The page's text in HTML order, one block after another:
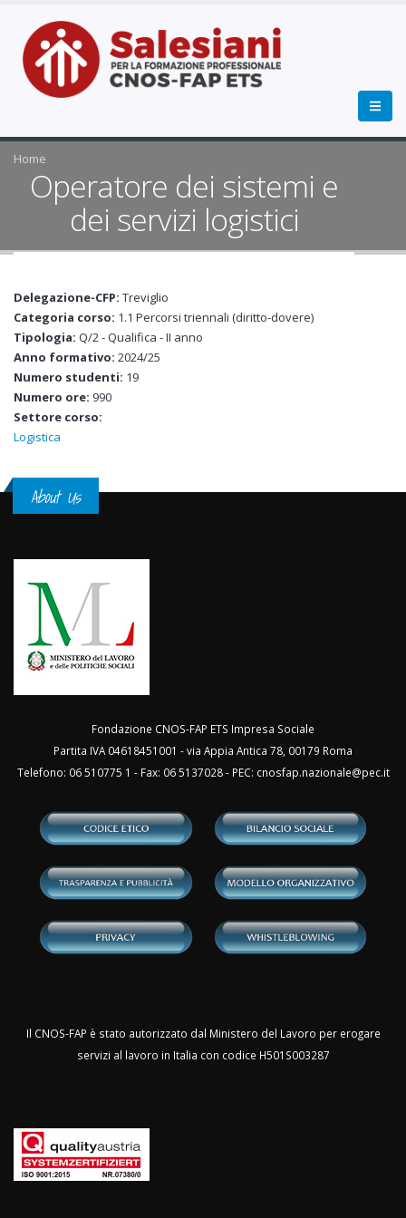
Home
Operatore dei sistemi e
dei servizi logistici
Delegazione-CFP: Treviglio
Categoria corso: 1.1 Percorsi triennali (diritto-dovere)
Tipologia: Q/2 - Qualifica - II anno
Anno formativo: 2024/25
Numero studenti: 19
Numero ore: 990
Settore corso:
Logistica
About Us
Fondazione CNOS-FAP ETS Impresa Sociale
Partita IVA 04618451001 - via Appia Antica 78, 00179 Roma
Telefono: 06 510775 1 - Fax: 06 5137028 - PEC: cnosfap.nazionale@pec.it
Il CNOS-FAP è stato autorizzato dal Ministero del Lavoro per erogare
servizi al lavoro in Italia con codice H501S003287